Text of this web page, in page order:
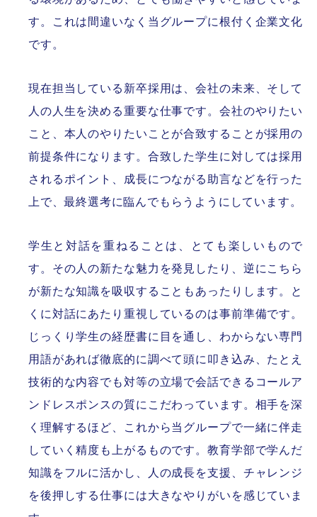
す。これは間違いなく当グループに根付く企業文化
です。
現在担当している新卒採用は、会社の未来、そして
人の人生を決める重要な仕事です。会社のやりたい
こと、本人のやりたいことが合致することが採用の
前提条件になります。合致した学生に対しては採用
されるポイント、成長につながる助言などを行った
上で、最終選考に臨んでもらうようにしています。
学生と対話を重ねることは、とても楽しいもので
す。その人の新たな魅力を発見したり、逆にこちら
が新たな知識を吸収することもあったりします。と
くに対話にあたり重視しているのは事前準備です。
じっくり学生の経歴書に目を通し、わからない専門
用語があれば徹底的に調べて頭に叩き込み、たとえ
技術的な内容でも対等の立場で会話できるコールア
ンドレスポンスの質にこだわっています。相手を深
く理解するほど、これから当グループで一緒に伴走
していく精度も上がるものです。教育学部で学んだ
知識をフルに活かし、人の成長を支援、チャレンジ
を後押しする仕事には大きなやりがいを感じていま